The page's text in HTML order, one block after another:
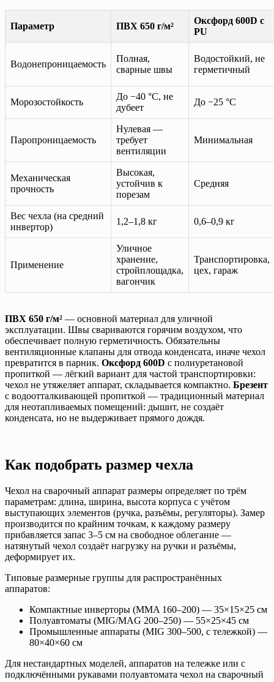
Параметр ПВХ 650 г/м²
Оксфорд 600D с
PU
Водонепроницаемость
Полная,
сварные швы
Водостойкий, не
герметичный
Морозостойкость
До −40 °C, не
дубеет
До −25 °C
Паропроницаемость
Нулевая —
требует
вентиляции
Минимальная
Механическая
прочность
Высокая,
устойчив к
порезам
Средняя
Вес чехла (на средний
инвертор)
1,2–1,8 кг 0,6–0,9 кг
Применение
Уличное
хранение,
стройплощадка,
вагончик
Транспортировка,
цех, гараж
ПВХ 650 г/м² — основной материал для уличной
эксплуатации. Швы свариваются горячим воздухом, что
обеспечивает полную герметичность. Обязательны
вентиляционные клапаны для отвода конденсата, иначе чехол
превратится в парник. Оксфорд 600D с полиуретановой
пропиткой — лёгкий вариант для частой транспортировки:
чехол не утяжеляет аппарат, складывается компактно. Брезент
с водоотталкивающей пропиткой — традиционный материал
для неотапливаемых помещений: дышит, не создаёт
конденсата, но не выдерживает прямого дождя.
Как подобрать размер чехла
Чехол на сварочный аппарат размеры определяет по трём
параметрам: длина, ширина, высота корпуса с учётом
выступающих элементов (ручка, разъёмы, регуляторы). Замер
производится по крайним точкам, к каждому размеру
прибавляется запас 3–5 см на свободное облегание —
натянутый чехол создаёт нагрузку на ручки и разъёмы,
деформирует их.
Типовые размерные группы для распространённых
аппаратов:
Компактные инверторы (MMA 160–200) — 35×15×25 см
Полуавтоматы (MIG/MAG 200–250) — 55×25×45 см
Промышленные аппараты (MIG 300–500, с тележкой) —
80×40×60 см
Для нестандартных моделей, аппаратов на тележке или с
подключёнными рукавами полуавтомата чехол на сварочный